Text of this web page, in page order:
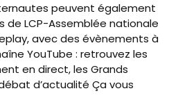
peuvent également
de LCP-Assemblée nationale
avec des évènements à
YouTube : retrouvez les
en direct, les Grands
d’actualité Ça vous